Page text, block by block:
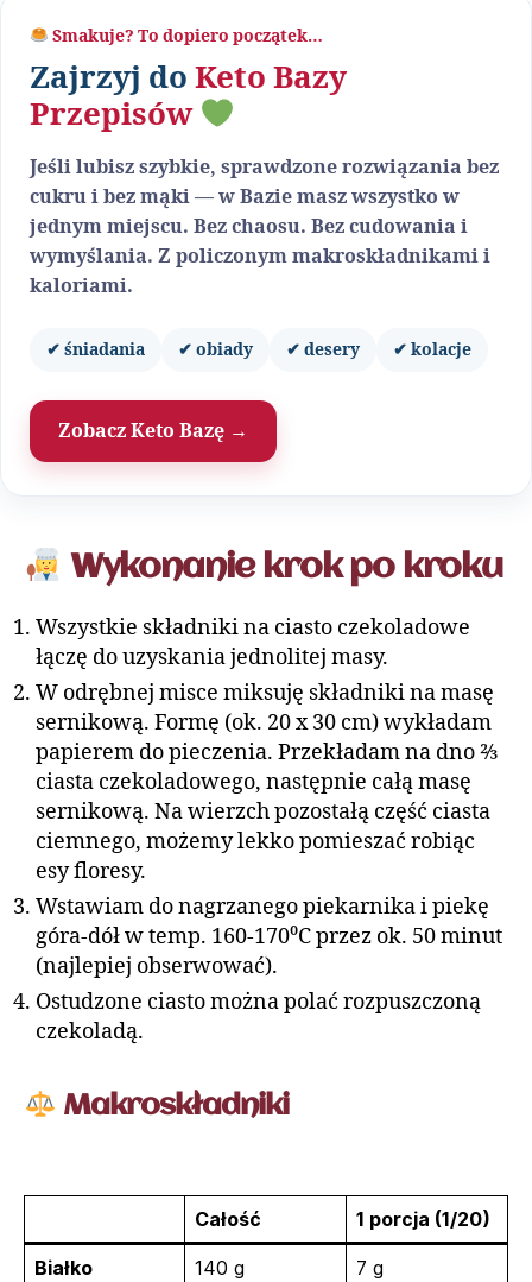
Smakuje? To dopiero początek…
Zajrzyj do Keto Bazy
Przepisów
Jeśli lubisz szybkie, sprawdzone rozwiązania bez
cukru i bez mąki — w Bazie masz wszystko w
jednym miejscu. Bez chaosu. Bez cudowania i
wymyślania. Z policzonym makroskładnikami i
kaloriami.
✔ śniadania ✔ obiady ✔ desery ✔ kolacje
Zobacz Keto Bazę →
Wykonanie krok po kroku
Wszystkie składniki na ciasto czekoladowe
łączę do uzyskania jednolitej masy.
W odrębnej misce miksuję składniki na masę
sernikową. Formę (ok. 20 x 30 cm) wykładam
papierem do pieczenia. Przekładam na dno ⅔
ciasta czekoladowego, następnie całą masę
sernikową. Na wierzch pozostałą część ciasta
ciemnego, możemy lekko pomieszać robiąc
esy floresy.
Wstawiam do nagrzanego piekarnika i piekę
góra-dół w temp. 160-170⁰C przez ok. 50 minut
(najlepiej obserwować).
Ostudzone ciasto można polać rozpuszczoną
czekoladą.
Makroskładniki
Całość 1 porcja (1/20)
Białko 140 g
7 g